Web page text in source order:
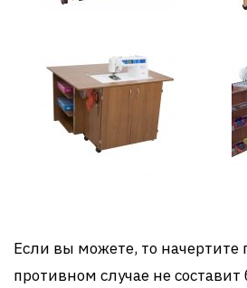
Если вы можете, то начертите
противном случае не